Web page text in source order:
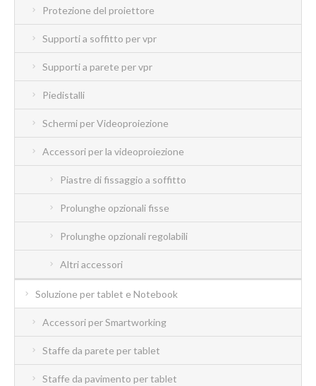
Protezione del proiettore
Supporti a soffitto per vpr
Supporti a parete per vpr
Piedistalli
Schermi per Videoproiezione
Accessori per la videoproiezione
Piastre di fissaggio a soffitto
Prolunghe opzionali fisse
Prolunghe opzionali regolabili
Altri accessori
Soluzione per tablet e Notebook
Accessori per Smartworking
Staffe da parete per tablet
Staffe da pavimento per tablet